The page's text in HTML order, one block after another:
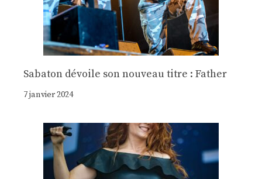
Sabaton dévoile son nouveau titre : Father
7 janvier 2024